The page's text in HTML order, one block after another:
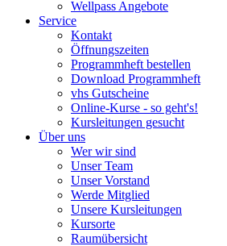
Wellpass Angebote
Service
Kontakt
Öffnungszeiten
Programmheft bestellen
Download Programmheft
vhs Gutscheine
Online-Kurse - so geht's!
Kursleitungen gesucht
Über uns
Wer wir sind
Unser Team
Unser Vorstand
Werde Mitglied
Unsere Kursleitungen
Kursorte
Raumübersicht